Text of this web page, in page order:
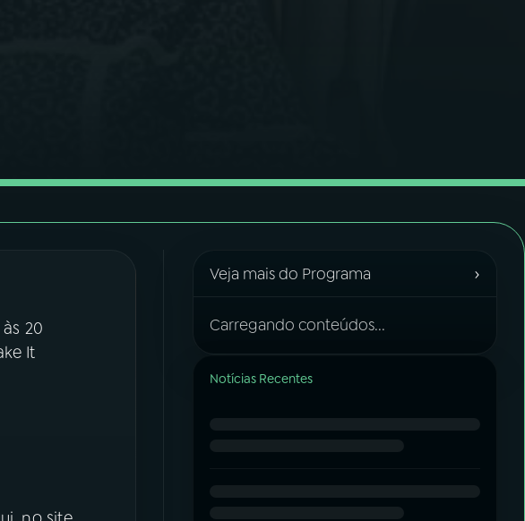
20
It
Veja mais do Programa ›
Carregando conteúdos...
Notícias Recentes